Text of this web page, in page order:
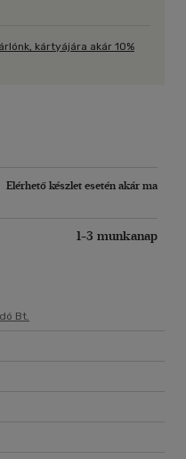
kártyájára akár 10%
Elérhető készlet esetén akár ma
1-3 munkanap
Bt.